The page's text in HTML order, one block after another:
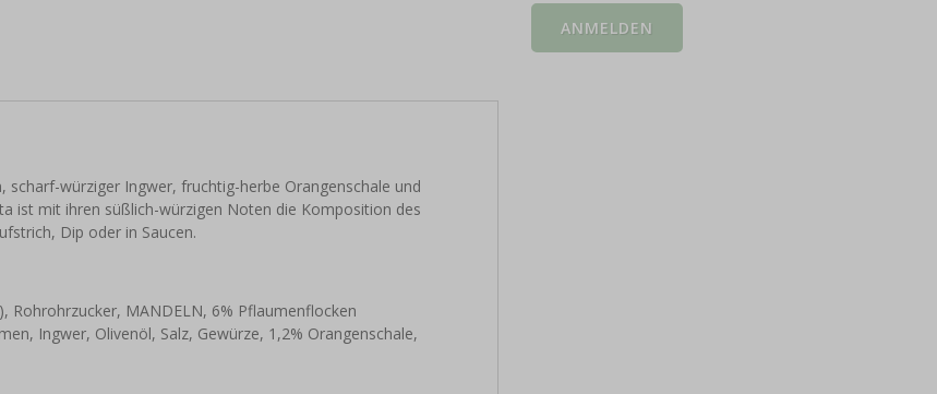
würziger Ingwer, fruchtig-herbe Orangenschale und
ist mit ihren süßlich-würzigen Noten die Komposition des
Dip oder in Saucen.
MANDELN, 6% Pflaumenflocken
Ingwer, Olivenöl, Salz, Gewürze, 1,2% Orangenschale,